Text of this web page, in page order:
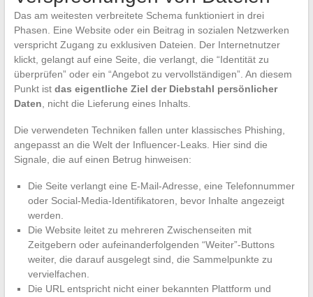
Das am weitesten verbreitete Schema funktioniert in drei
Phasen. Eine Website oder ein Beitrag in sozialen Netzwerken
verspricht Zugang zu exklusiven Dateien. Der Internetnutzer
klickt, gelangt auf eine Seite, die verlangt, die “Identität zu
überprüfen” oder ein “Angebot zu vervollständigen”. An diesem
Punkt ist das eigentliche Ziel der Diebstahl persönlicher
Daten, nicht die Lieferung eines Inhalts.
Die verwendeten Techniken fallen unter klassisches Phishing,
angepasst an die Welt der Influencer-Leaks. Hier sind die
Signale, die auf einen Betrug hinweisen:
Die Seite verlangt eine E-Mail-Adresse, eine Telefonnummer
oder Social-Media-Identifikatoren, bevor Inhalte angezeigt
werden.
Die Website leitet zu mehreren Zwischenseiten mit
Zeitgebern oder aufeinanderfolgenden “Weiter”-Buttons
weiter, die darauf ausgelegt sind, die Sammelpunkte zu
vervielfachen.
Die URL entspricht nicht einer bekannten Plattform und